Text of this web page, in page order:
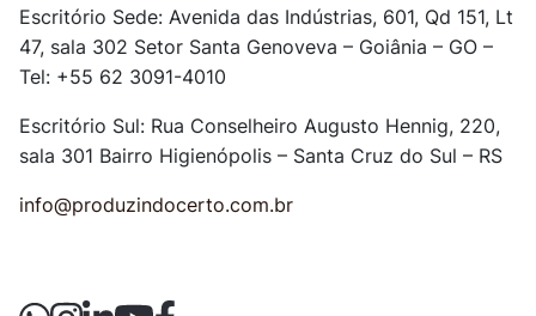
Escritório Sede: Avenida das Indústrias, 601, Qd 151, Lt
47, sala 302 Setor Santa Genoveva – Goiânia – GO –
Tel: +55 62 3091-4010
Escritório Sul: Rua Conselheiro Augusto Hennig, 220,
sala 301 Bairro Higienópolis – Santa Cruz do Sul – RS
info@produzindocerto.com.br